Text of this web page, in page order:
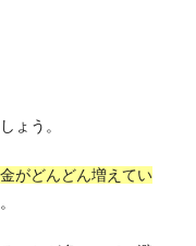
ょう。
がどんどん増えてい